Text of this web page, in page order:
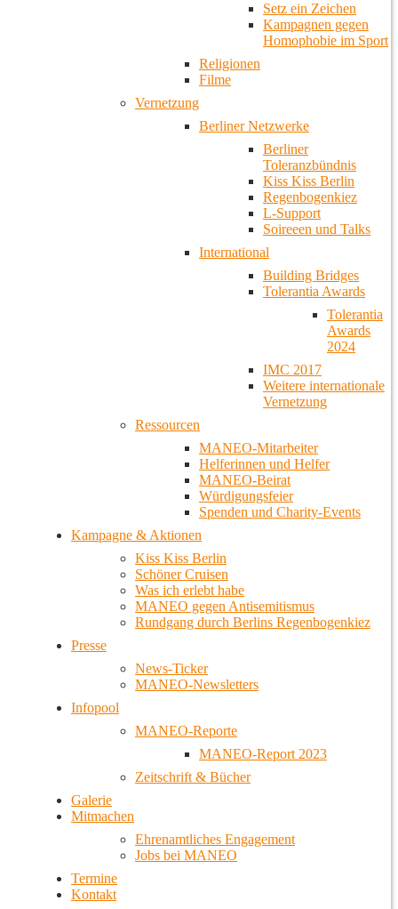
Setz ein Zeichen
Kampagnen gegen
Homophobie im Sport
Religionen
Filme
Vernetzung
Berliner Netzwerke
Berliner
Toleranzbündnis
Kiss Kiss Berlin
Regenbogenkiez
L-Support
Soireeen und Talks
International
Building Bridges
Tolerantia Awards
Tolerantia
Awards
2024
IMC 2017
Weitere internationale
Vernetzung
Ressourcen
MANEO-Mitarbeiter
Helferinnen und Helfer
MANEO-Beirat
Würdigungsfeier
Spenden und Charity-Events
Kampagne & Aktionen
Kiss Kiss Berlin
Schöner Cruisen
Was ich erlebt habe
MANEO gegen Antisemitismus
Rundgang durch Berlins Regenbogenkiez
Presse
News-Ticker
MANEO-Newsletters
Infopool
MANEO-Reporte
MANEO-Report 2023
Zeitschrift & Bücher
Galerie
Mitmachen
Ehrenamtliches Engagement
Jobs bei MANEO
Termine
Kontakt